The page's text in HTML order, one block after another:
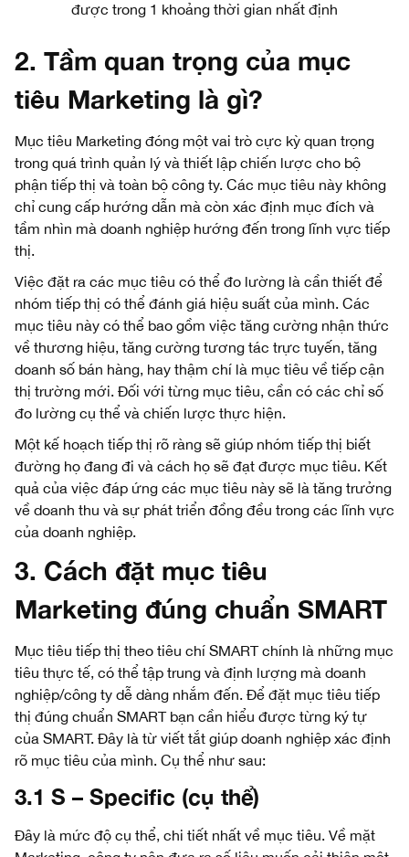
được trong 1 khoảng thời gian nhất định
2. Tầm quan trọng của mục
tiêu Marketing là gì?
Mục tiêu Marketing đóng một vai trò cực kỳ quan trọng
trong quá trình quản lý và thiết lập chiến lược cho bộ
phận tiếp thị và toàn bộ công ty. Các mục tiêu này không
chỉ cung cấp hướng dẫn mà còn xác định mục đích và
tầm nhìn mà doanh nghiệp hướng đến trong lĩnh vực tiếp
thị.
Việc đặt ra các mục tiêu có thể đo lường là cần thiết để
nhóm tiếp thị có thể đánh giá hiệu suất của mình. Các
mục tiêu này có thể bao gồm việc tăng cường nhận thức
về thương hiệu, tăng cường tương tác trực tuyến, tăng
doanh số bán hàng, hay thậm chí là mục tiêu về tiếp cận
thị trường mới. Đối với từng mục tiêu, cần có các chỉ số
đo lường cụ thể và chiến lược thực hiện.
Một kế hoạch tiếp thị rõ ràng sẽ giúp nhóm tiếp thị biết
đường họ đang đi và cách họ sẽ đạt được mục tiêu. Kết
quả của việc đáp ứng các mục tiêu này sẽ là tăng trưởng
về doanh thu và sự phát triển đồng đều trong các lĩnh vực
của doanh nghiệp.
3. Cách đặt mục tiêu
Marketing đúng chuẩn SMART
Mục tiêu tiếp thị theo tiêu chí SMART chính là những mục
tiêu thực tế, có thể tập trung và định lượng mà doanh
nghiệp/công ty dễ dàng nhắm đến. Để đặt mục tiêu tiếp
thị đúng chuẩn SMART bạn cần hiểu được từng ký tự
của SMART. Đây là từ viết tắt giúp doanh nghiệp xác định
rõ mục tiêu của mình. Cụ thể như sau:
3.1 S – Specific (cụ thể)
Đây là mức độ cụ thể, chi tiết nhất về mục tiêu. Về mặt